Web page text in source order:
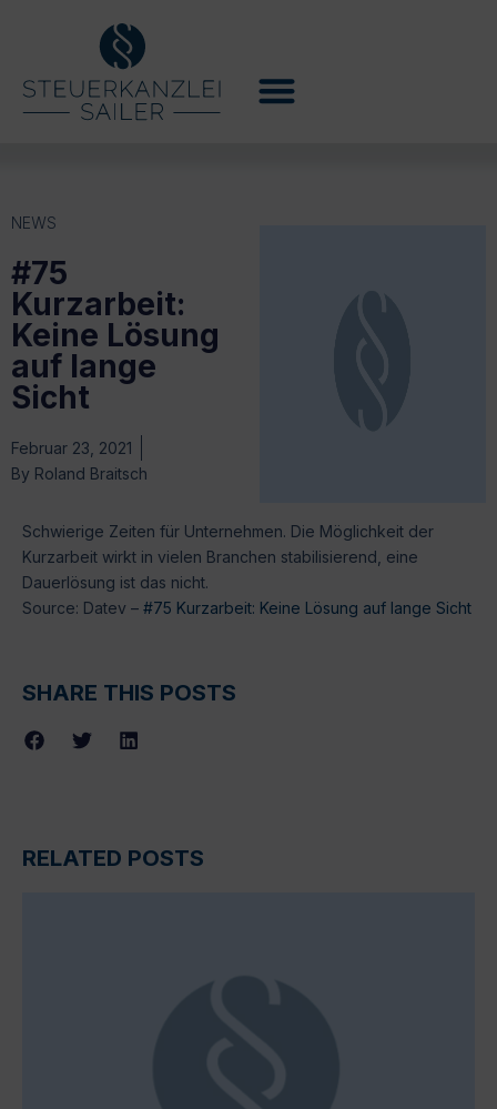
NEWS
#75
Kurzarbeit:
Keine Lösung
auf lange
Sicht
Februar 23, 2021
By Roland Braitsch
Schwierige Zeiten für Unternehmen. Die Möglichkeit der
Kurzarbeit wirkt in vielen Branchen stabilisierend, eine
Dauerlösung ist das nicht.
Source: Datev – #75 Kurzarbeit: Keine Lösung auf lange Sicht
SHARE THIS POSTS
RELATED POSTS